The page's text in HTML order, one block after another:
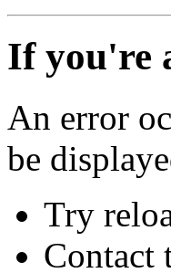
If you're
An error
be
Try
Contact